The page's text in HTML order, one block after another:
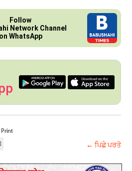
Follow
Network Channel
on WhatsApp
← ਪਿਛੇ ਪਰਤੋ